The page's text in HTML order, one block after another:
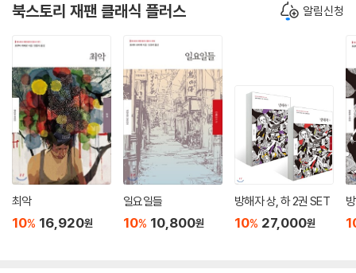
북스토리 재팬 클래식 플러스 알림신청
최악
10% 16,920원
일요일들
10% 10,800원
방해자 상, 하 2권 SET
10% 27,000원